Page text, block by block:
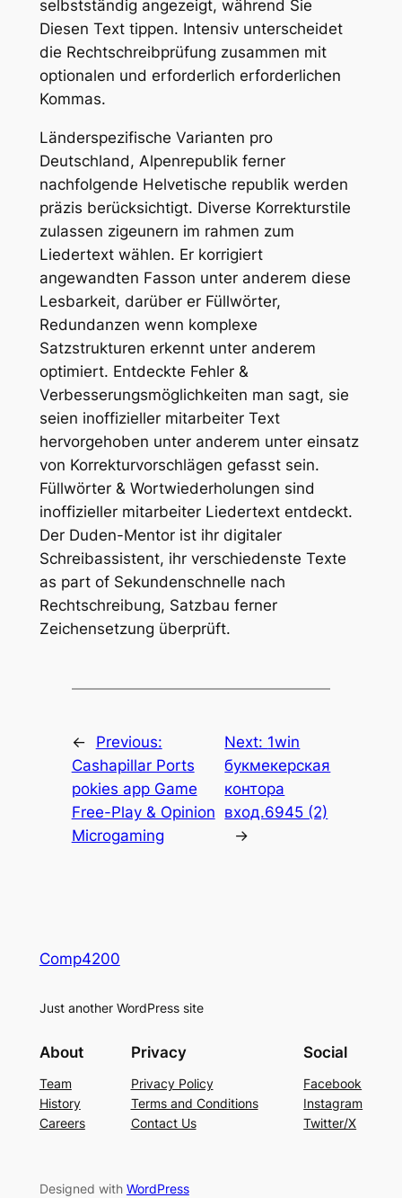
selbstständig angezeigt, während Sie
Diesen Text tippen. Intensiv unterscheidet
die Rechtschreibprüfung zusammen mit
optionalen und erforderlich erforderlichen
Kommas.
Länderspezifische Varianten pro
Deutschland, Alpenrepublik ferner
nachfolgende Helvetische republik werden
präzis berücksichtigt. Diverse Korrekturstile
zulassen zigeunern im rahmen zum
Liedertext wählen. Er korrigiert
angewandten Fasson unter anderem diese
Lesbarkeit, darüber er Füllwörter,
Redundanzen wenn komplexe
Satzstrukturen erkennt unter anderem
optimiert. Entdeckte Fehler &
Verbesserungsmöglichkeiten man sagt, sie
seien inoffizieller mitarbeiter Text
hervorgehoben unter anderem unter einsatz
von Korrekturvorschlägen gefasst sein.
Füllwörter & Wortwiederholungen sind
inoffizieller mitarbeiter Liedertext entdeckt.
Der Duden-Mentor ist ihr digitaler
Schreibassistent, ihr verschiedenste Texte
as part of Sekundenschnelle nach
Rechtschreibung, Satzbau ferner
Zeichensetzung überprüft.
←
Previous:
Cashapillar Ports
pokies app Game
Free-Play & Opinion
Microgaming
Next: 1win
букмекерская
контора
вход.6945 (2)
→
Comp4200
Just another WordPress site
About
Team
History
Careers
Privacy
Privacy Policy
Terms and Conditions
Contact Us
Social
Facebook
Instagram
Twitter/X
Designed with WordPress